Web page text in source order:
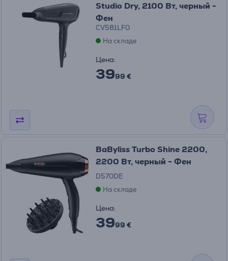
Studio Dry, 2100 Вт, черный -
Фен
CV581LF0
На складе
Цена:
3999 €
BaByliss Turbo Shine 2200,
2200 Вт, черный - Фен
D570DE
На складе
Цена:
3999 €